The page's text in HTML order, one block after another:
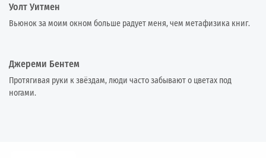
Уолт Уитмен
Вьюнок за моим окном больше радует меня, чем метафизика книг.
Джереми Бентем
Протягивая руки к звёздам, люди часто забывают о цветах под
ногами.